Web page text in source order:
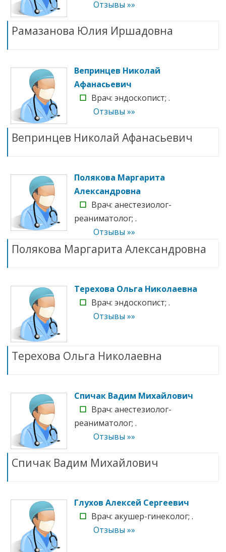
Отзывы »»
Рамазанова Юлия Иршадовна
Вепринцев Николай
Афанасьевич
☐ Врач: эндоскопист; .
Отзывы »»
Вепринцев Николай Афанасьевич
Полякова Маргарита
Александровна
☐ Врач: анестезиолог-
реаниматолог; .
Отзывы »»
Полякова Маргарита Александровна
Терехова Ольга Николаевна
☐ Врач: эндоскопист; .
Отзывы »»
Терехова Ольга Николаевна
Спичак Вадим Михайлович
☐ Врач: анестезиолог-
реаниматолог; .
Отзывы »»
Спичак Вадим Михайлович
Глухов Алексей Сергеевич
☐ Врач: акушер-гинеколог; .
Отзывы »»